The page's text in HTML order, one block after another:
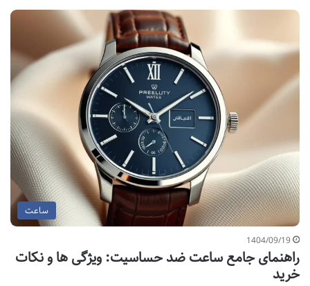
ساعت
1404/09/19
راهنمای جامع ساعت ضد حساسیت: ویژگی ها و نکات
خرید